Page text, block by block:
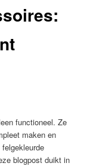
functioneel. Ze
maken en
blogpost duikt in